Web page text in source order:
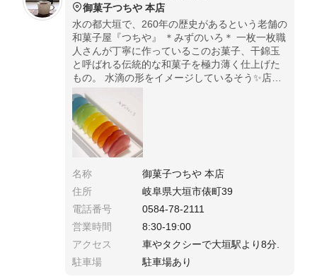
御菓子つちや 本店
水の都大垣で、260年の歴史があるという老舗の
和菓子屋『つちや』 ＊みずのいろ＊ 一枚一枚職
人さんが丁寧に作っているこのお菓子、干錦玉
と呼ばれる伝統的な和菓子を極力薄く仕上げた
もの。 水滴の形をイメージしているそう✨店頭
販売のみ。予約必須。
名称
御菓子つちや 本店
住所
岐阜県大垣市俵町39
電話番号
0584-78-2111
営業時間
8:30-19:00
アクセス
車やタクシーで大垣駅より8分.
駐車場
駐車場あり